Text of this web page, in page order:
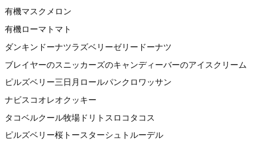
有機マスクメロン
有機ローマトマト
ダンキンドーナツラズベリーゼリードーナツ
ブレイヤーのスニッカーズのキャンディーバーのアイスクリーム
ピルズベリー三日月ロールパンクロワッサン
ナビスコオレオクッキー
タコベルクール牧場ドリトスロコタコス
ピルズベリー桜トースターシュトルーデル